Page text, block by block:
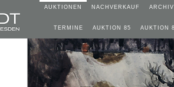
AUKTIONEN NACHVERKAUF ARCHIV
TERMINE AUKTION 85 AUKTION